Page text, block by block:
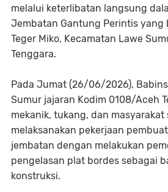
melalui keterlibatan langsung
Jembatan Gantung Perintis yang
Teger Miko, Kecamatan Lawe
Tenggara.
Pada Jumat (26/06/2026),
Sumur jajaran Kodim 0108/Aceh
mekanik, tukang, dan masyarakat
melaksanakan pekerjaan
jembatan dengan melakukan
pengelasan plat bordes sebagai
konstruksi.